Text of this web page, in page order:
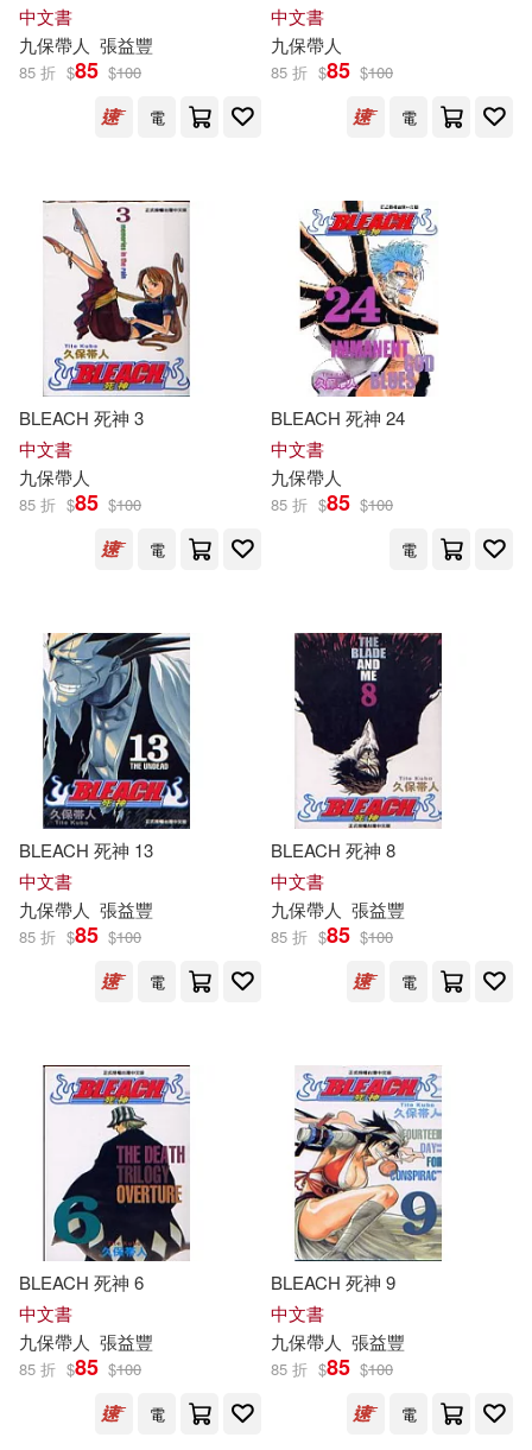
中文書
九保帶人 張益豐
85 折 $85 $100
電
中文書
九保帶人
85 折 $85 $100
電
BLEACH 死神 3
中文書
九保帶人
85 折 $85 $100
電
BLEACH 死神 24
中文書
九保帶人
85 折 $85 $100
電
BLEACH 死神 13
中文書
九保帶人 張益豐
85 折 $85 $100
電
BLEACH 死神 8
中文書
九保帶人 張益豐
85 折 $85 $100
電
BLEACH 死神 6
中文書
九保帶人 張益豐
85 折 $85 $100
電
BLEACH 死神 9
中文書
九保帶人 張益豐
85 折 $85 $100
電